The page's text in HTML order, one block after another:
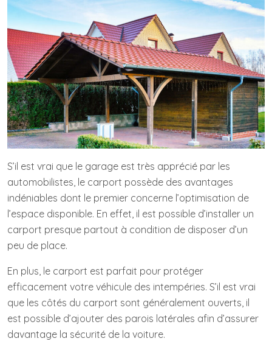
S’il est vrai que le garage est très apprécié par les
automobilistes, le carport possède des avantages
indéniables dont le premier concerne l’optimisation de
l’espace disponible. En effet, il est possible d’installer un
carport presque partout à condition de disposer d’un
peu de place.
En plus, le carport est parfait pour protéger
efficacement votre véhicule des intempéries. S’il est vrai
que les côtés du carport sont généralement ouverts, il
est possible d’ajouter des parois latérales afin d’assurer
davantage la sécurité de la voiture.